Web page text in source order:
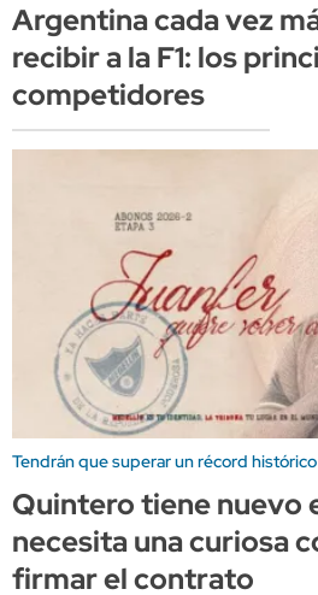
Argentina cada vez
recibir a la F1: los
competidores
Tendrán que superar un récord histórico
Quintero tiene nuevo
necesita una curiosa
firmar el contrato